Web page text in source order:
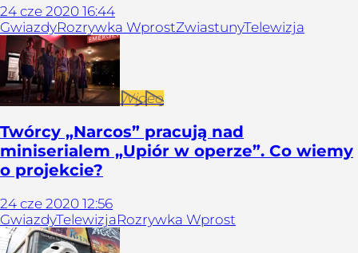
24 cze 2020 16:44
GwiazdyRozrywka WprostZwiastunyTelewizja
Wideo
Twórcy „Narcos” pracują nad
miniserialem „Upiór w operze”. Co wiemy
o projekcie?
24 cze 2020 12:56
GwiazdyTelewizjaRozrywka Wprost